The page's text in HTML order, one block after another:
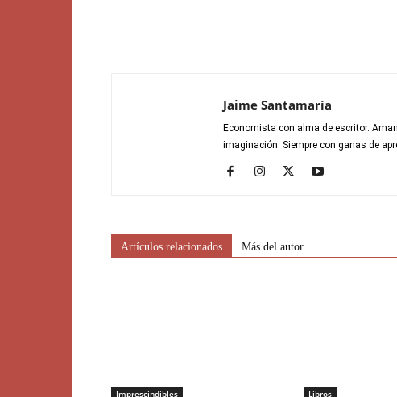
Jaime Santamaría
Economista con alma de escritor.
imaginación. Siempre con ganas de
Artículos relacionados Más del autor
Imprescindibles Libros